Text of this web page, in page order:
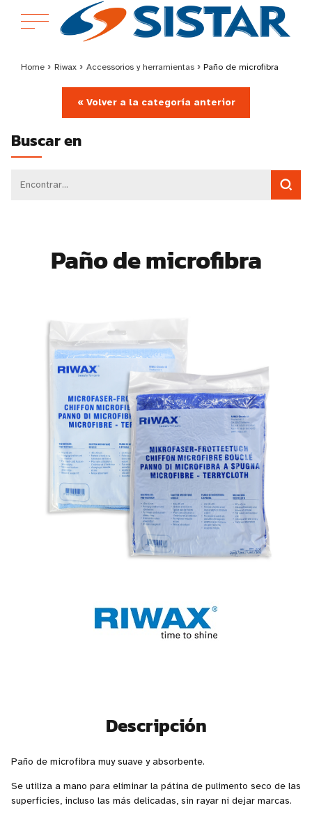
Home › Riwax › Accessorios y herramientas › Paño de microfibra
« Volver a la categoría anterior
Buscar en
Paño de microfibra
Descripción
Paño de microfibra muy suave y absorbente.
Se utiliza a mano para eliminar la pátina de pulimento seco de las
superficies, incluso las más delicadas, sin rayar ni dejar marcas.